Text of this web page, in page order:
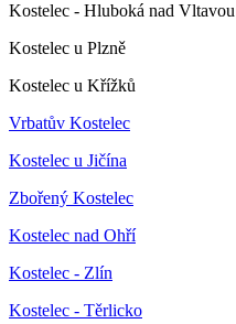
Kostelec - Hluboká nad Vltavou
Kostelec u Plzně
Kostelec u Křížků
Vrbatův Kostelec
Kostelec u Jičína
Zbořený Kostelec
Kostelec nad Ohří
Kostelec - Zlín
Kostelec - Těrlicko